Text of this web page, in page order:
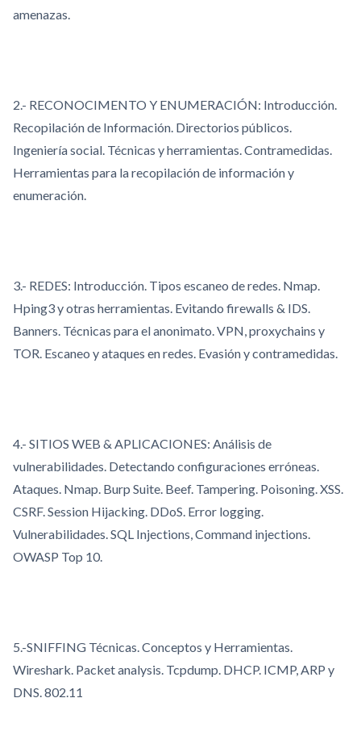
amenazas.
2.- RECONOCIMENTO Y ENUMERACIÓN: Introducción.
Recopilación de Información. Directorios públicos.
Ingeniería social. Técnicas y herramientas. Contramedidas.
Herramientas para la recopilación de información y
enumeración.
3.- REDES: Introducción. Tipos escaneo de redes. Nmap.
Hping3 y otras herramientas. Evitando firewalls & IDS.
Banners. Técnicas para el anonimato. VPN, proxychains y
TOR. Escaneo y ataques en redes. Evasión y contramedidas.
4.- SITIOS WEB & APLICACIONES: Análisis de
vulnerabilidades. Detectando configuraciones erróneas.
Ataques. Nmap. Burp Suite. Beef. Tampering. Poisoning. XSS.
CSRF. Session Hijacking. DDoS. Error logging.
Vulnerabilidades. SQL Injections, Command injections.
OWASP Top 10.
5.-SNIFFING Técnicas. Conceptos y Herramientas.
Wireshark. Packet analysis. Tcpdump. DHCP. ICMP, ARP y
DNS. 802.11